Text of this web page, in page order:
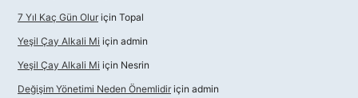
7 Yıl Kaç Gün Olur için Topal
Yeşil Çay Alkali Mi için admin
Yeşil Çay Alkali Mi için Nesrin
Değişim Yönetimi Neden Önemlidir için admin